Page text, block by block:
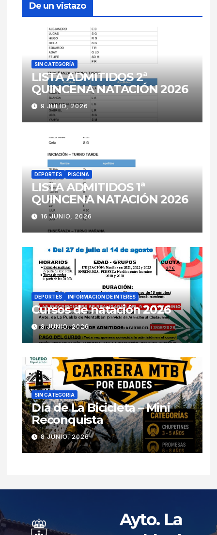
De un vistazo
SIN CATEGORÍA
LISTA ADMITIDOS 2ª
QUINCENA NATACIÓN 2026
9 JULIO, 2026
DEPORTES PISCINA
LISTA ADMITIDOS 1ª
QUINCENA NATACIÓN 2026
16 JUNIO, 2026
DEPORTES INFORMACIÓN DE INTERÉS
Cursos de natación 2026
8 JUNIO, 2026
SIN CATEGORÍA
Día de La Bicicleta – Mini
Reconquista
8 JUNIO, 2026
Ayto. La